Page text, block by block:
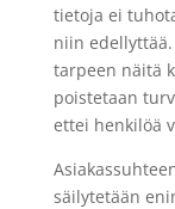
tietoja ei
niin
tarpeen näitä
poistetaan
ettei henkilöä
säilytetään